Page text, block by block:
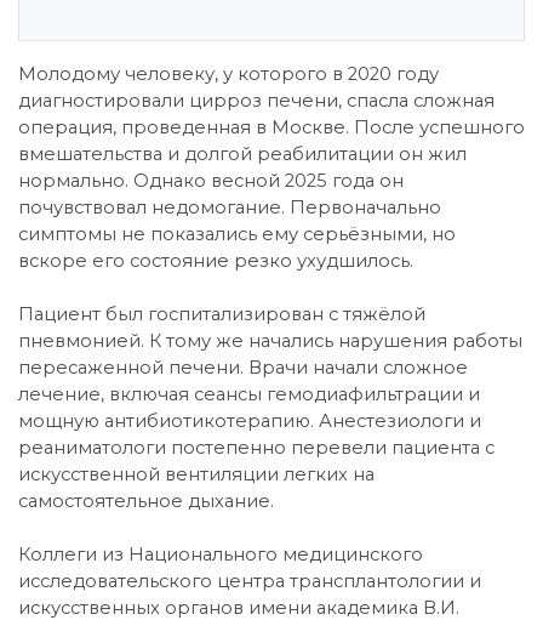
Молодому человеку, у которого в 2020 году
диагностировали цирроз печени, спасла сложная
операция, проведенная в Москве. После успешного
вмешательства и долгой реабилитации он жил
нормально. Однако весной 2025 года он
почувствовал недомогание. Первоначально
симптомы не показались ему серьёзными, но
вскоре его состояние резко ухудшилось.
Пациент был госпитализирован с тяжёлой
пневмонией. К тому же начались нарушения работы
пересаженной печени. Врачи начали сложное
лечение, включая сеансы гемодиафильтрации и
мощную антибиотикотерапию. Анестезиологи и
реаниматологи постепенно перевели пациента с
искусственной вентиляции легких на
самостоятельное дыхание.
Коллеги из Национального медицинского
исследовательского центра трансплантологии и
искусственных органов имени академика В.И.